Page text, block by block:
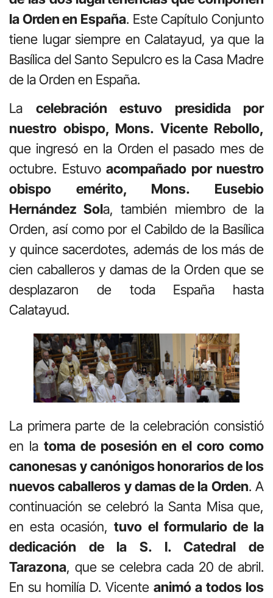
la Orden en España. Este Capítulo Conjunto
tiene lugar siempre en Calatayud, ya que la
Basílica del Santo Sepulcro es la Casa Madre
de la Orden en España.
La celebración estuvo presidida por
nuestro obispo, Mons. Vicente Rebollo,
que ingresó en la Orden el pasado mes de
octubre. Estuvo acompañado por nuestro
obispo emérito, Mons. Eusebio
Hernández Sola, también miembro de la
Orden, así como por el Cabildo de la Basílica
y quince sacerdotes, además de los más de
cien caballeros y damas de la Orden que se
desplazaron de toda España hasta
Calatayud.
La primera parte de la celebración consistió
en la toma de posesión en el coro como
canonesas y canónigos honorarios de los
nuevos caballeros y damas de la Orden. A
continuación se celebró la Santa Misa que,
en esta ocasión,tuvo el formulario de la
dedicación de la S. I. Catedral de
Tarazona, que se celebra cada 20 de abril.
En su homilía D. Vicente animó a todos los